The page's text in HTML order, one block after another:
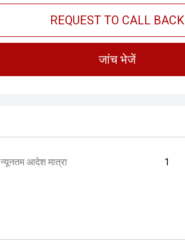
REQUEST TO CALL BACK
जांच भेजें
न्यूनतम आदेश मात्रा 1